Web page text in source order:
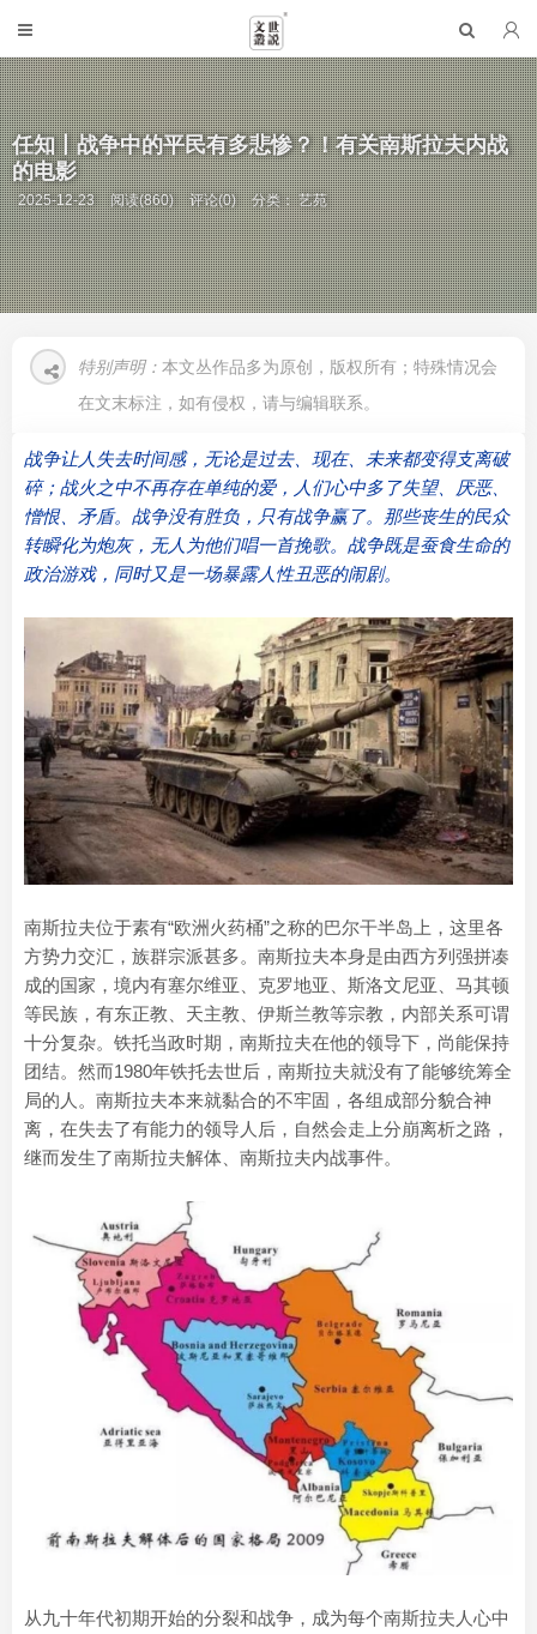
任知丨战争中的平民有多悲惨？！有关南斯拉夫内战
的电影
2025-12-23 阅读(860) 评论(0) 分类：艺苑
特别声明： 本文丛作品多为原创，版权所有；特殊情况会
在文末标注，如有侵权，请与编辑联系。
战争让人失去时间感，无论是过去、现在、未来都变得支离破
碎；战火之中不再存在单纯的爱，人们心中多了失望、厌恶、
憎恨、矛盾。战争没有胜负，只有战争赢了。那些丧生的民众
转瞬化为炮灰，无人为他们唱一首挽歌。战争既是蚕食生命的
政治游戏，同时又是一场暴露人性丑恶的闹剧。
南斯拉夫位于素有“欧洲火药桶”之称的巴尔干半岛上，这里各
方势力交汇，族群宗派甚多。南斯拉夫本身是由西方列强拼凑
成的国家，境内有塞尔维亚、克罗地亚、斯洛文尼亚、马其顿
等民族，有东正教、天主教、伊斯兰教等宗教，内部关系可谓
十分复杂。铁托当政时期，南斯拉夫在他的领导下，尚能保持
团结。然而1980年铁托去世后，南斯拉夫就没有了能够统筹全
局的人。南斯拉夫本来就黏合的不牢固，各组成部分貌合神
离，在失去了有能力的领导人后，自然会走上分崩离析之路，
继而发生了南斯拉夫解体、南斯拉夫内战事件。
从九十年代初期开始的分裂和战争，成为每个南斯拉夫人心中